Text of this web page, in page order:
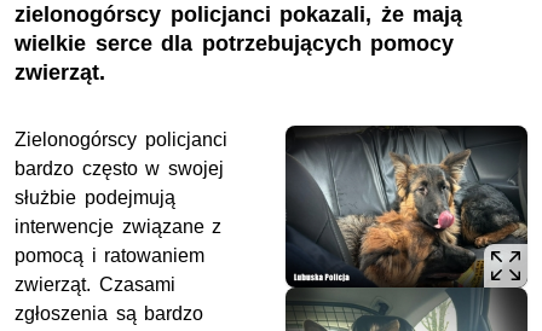
zielonogórscy policjanci pokazali, że mają
wielkie serce dla potrzebujących pomocy
zwierząt.
Zielonogórscy policjanci
bardzo często w swojej
służbie podejmują
interwencje związane z
pomocą i ratowaniem
zwierząt. Czasami
zgłoszenia są bardzo